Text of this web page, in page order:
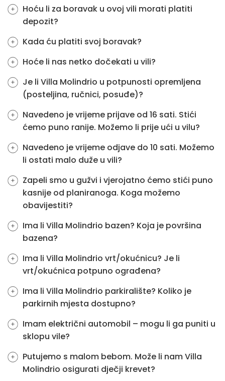
Hoću li za boravak u ovoj vili morati platiti
depozit?
Kada ću platiti svoj boravak?
Hoće li nas netko dočekati u vili?
Je li Villa Molindrio u potpunosti opremljena
(posteljina, ručnici, posuđe)?
Navedeno je vrijeme prijave od 16 sati. Stići
ćemo puno ranije. Možemo li prije ući u vilu?
Navedeno je vrijeme odjave do 10 sati. Možemo
li ostati malo duže u vili?
Zapeli smo u gužvi i vjerojatno ćemo stići puno
kasnije od planiranoga. Koga možemo
obavijestiti?
Ima li Villa Molindrio bazen? Koja je površina
bazena?
Ima li Villa Molindrio vrt/okućnicu? Je li
vrt/okućnica potpuno ograđena?
Ima li Villa Molindrio parkiralište? Koliko je
parkirnih mjesta dostupno?
Imam električni automobil – mogu li ga puniti u
sklopu vile?
Putujemo s malom bebom. Može li nam Villa
Molindrio osigurati dječji krevet?